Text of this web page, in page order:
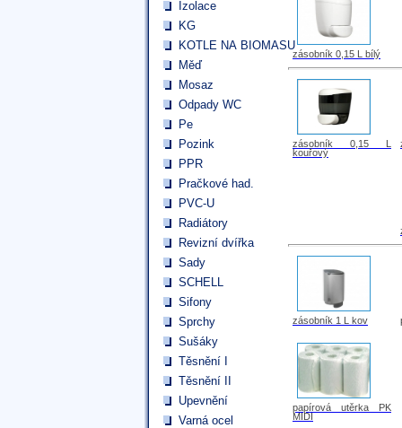
Izolace
KG
KOTLE NA BIOMASU
Měď
Mosaz
Odpady WC
Pe
Pozink
PPR
Pračkové had.
PVC-U
Radiátory
Revizní dvířka
Sady
SCHELL
Sifony
Sprchy
Sušáky
Těsnění I
Těsnění II
Upevnění
Varná ocel
zásobník 0,15 L bílý
zásobník 0,15 L
kouřový
zásobník 1 L kov
papírová utěrka PK
MIDI